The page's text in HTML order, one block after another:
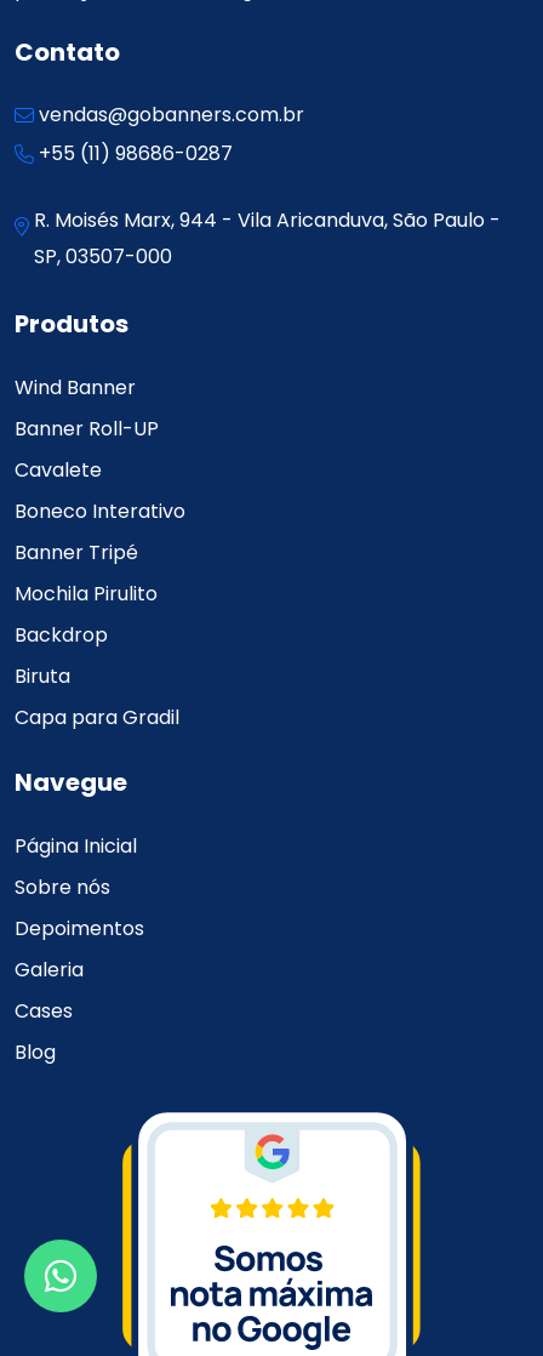
Contato
vendas@gobanners.com.br
+55 (11) 98686-0287
R. Moisés Marx, 944 - Vila Aricanduva, São Paulo -
SP, 03507-000
Produtos
Wind Banner
Banner Roll-UP
Cavalete
Boneco Interativo
Banner Tripé
Mochila Pirulito
Backdrop
Biruta
Capa para Gradil
Navegue
Página Inicial
Sobre nós
Depoimentos
Galeria
Cases
Blog